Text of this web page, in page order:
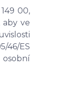
00,
aby ve
46/ES
osobní